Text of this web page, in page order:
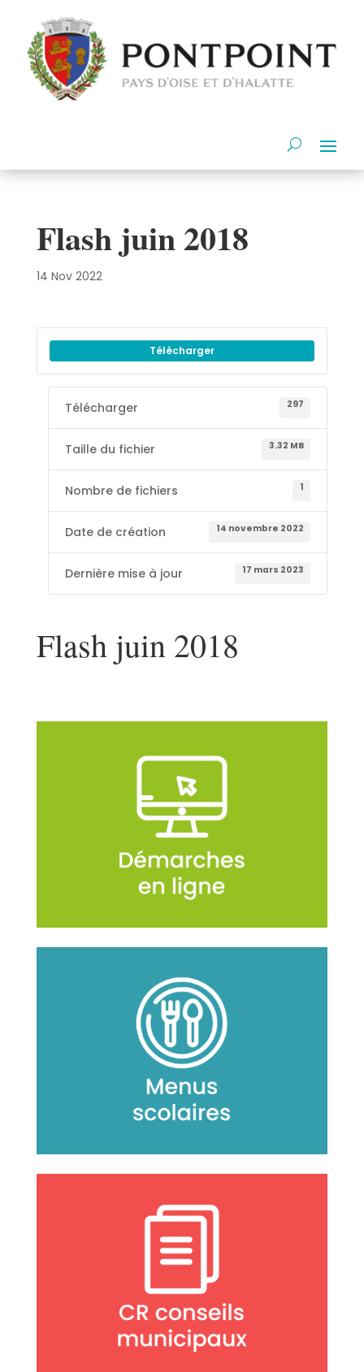
Flash juin 2018
14 Nov 2022
Télécharger
Télécharger 297
Taille du fichier 3.32 MB
Nombre de fichiers 1
Date de création 14 novembre 2022
Dernière mise à jour 17 mars 2023
Flash juin 2018